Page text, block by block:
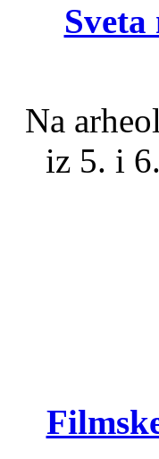
Na
iz 5. i